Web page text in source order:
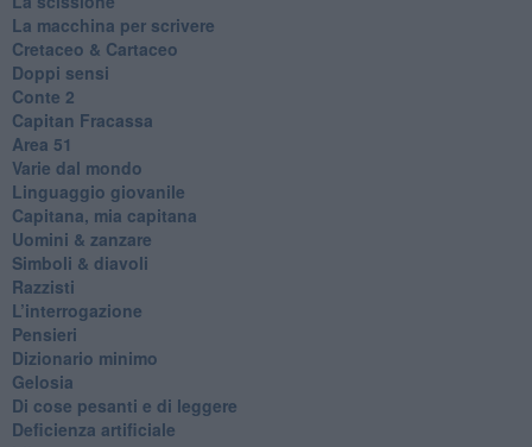
La macchina per scrivere
Cretaceo & Cartaceo
Doppi sensi
​Conte 2
​Capitan Fracassa
​Area 51
Varie dal mondo
​Linguaggio giovanile
​Capitana, mia capitana
Uomini & zanzare
​Simboli & diavoli
Razzisti
​L’interrogazione
Pensieri
​Dizionario minimo
Gelosia
Di cose pesanti e di leggere
​Deficienza artificiale